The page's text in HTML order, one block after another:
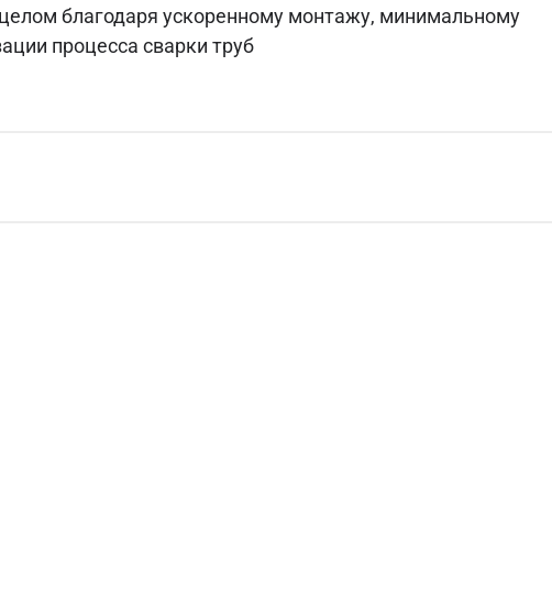
благодаря ускоренному монтажу, минимальному
процесса сварки труб